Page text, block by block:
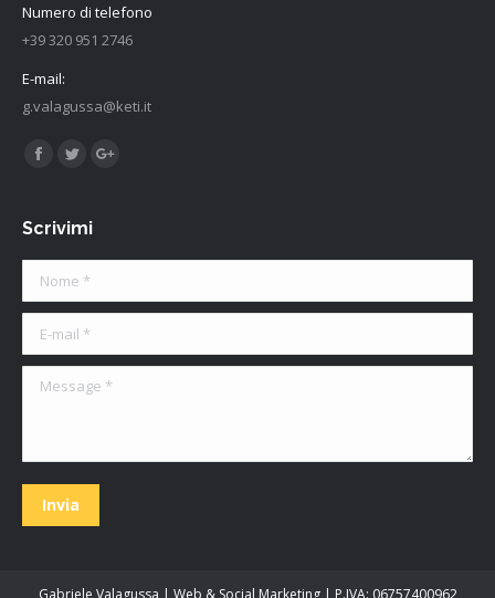
Numero di telefono
+39 320 951 2746
E-mail:
g.valagussa@keti.it
Find us on:
Scrivimi
Nome *
E-mail *
Message *
Invia
Gabriele Valagussa | Web & Social Marketing | P.IVA: 06757400962